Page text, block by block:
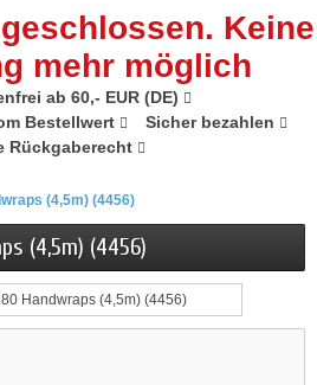
Keine
mehr möglich
ab 60,- EUR (DE)
Bestellwert
Sicher bezahlen
Rückgaberecht
(4,5m) (4456)
(4,5m) (4456)